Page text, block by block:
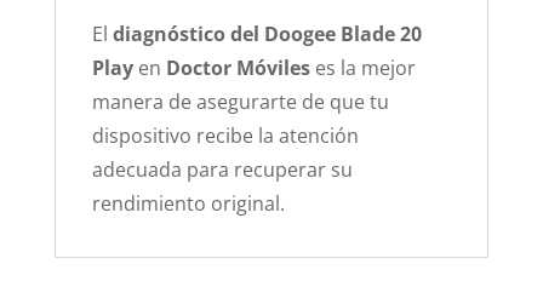
El diagnóstico del Doogee Blade 20
Playen Doctor Móvileses la mejor
manera de asegurarte de que tu
dispositivo recibe la atención
adecuada para recuperar su
rendimiento original.